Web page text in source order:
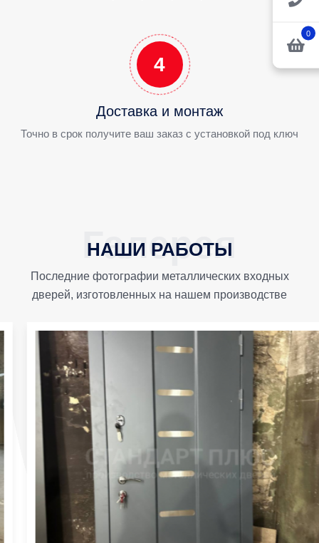
0
4
Доставка и монтаж
Точно в срок получите ваш заказ с установкой под ключ
НАШИ РАБОТЫ
Последние фотографии металлических входных
дверей, изготовленных на нашем производстве